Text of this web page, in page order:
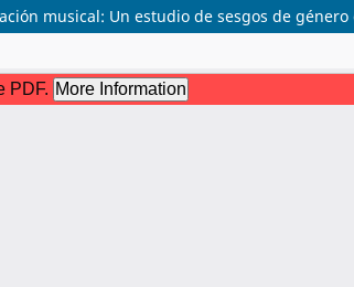
musical: Un estudio de sesgos de